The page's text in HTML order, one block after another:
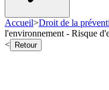
Accueil>Droit de la
l'environnement - Risque
<
Retour